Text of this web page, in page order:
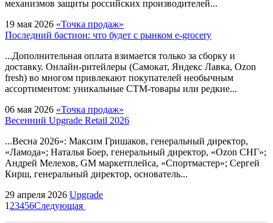
механизмов защиты российских производителей...
19 мая 2026 «Точка продаж»
Последний бастион: что будет с рынком e-grocery
...Дополнительная оплата взимается только за сборку и
доставку. Онлайн-ритейлеры (Самокат, Яндекс Лавка, Ozon
fresh) во многом привлекают покупателей необычным
ассортиментом: уникальные СТМ-товары или редкие...
06 мая 2026 «Точка продаж»
Весенний Upgrade Retail 2026
...Весна 2026»: Максим Гришаков, генеральный директор,
«Ламода»; Наталья Боер, генеральный директор, «Ozon СНГ»;
Андрей Мелехов, GM маркетплейса, «Спортмастер»; Сергей
Кирш, генеральный директор, основатель...
29 апреля 2026 Upgrade
1 23456Следующая